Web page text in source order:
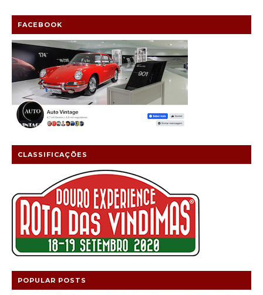
FACEBOOK
CLASSIFICAÇÕES
POPULAR POSTS